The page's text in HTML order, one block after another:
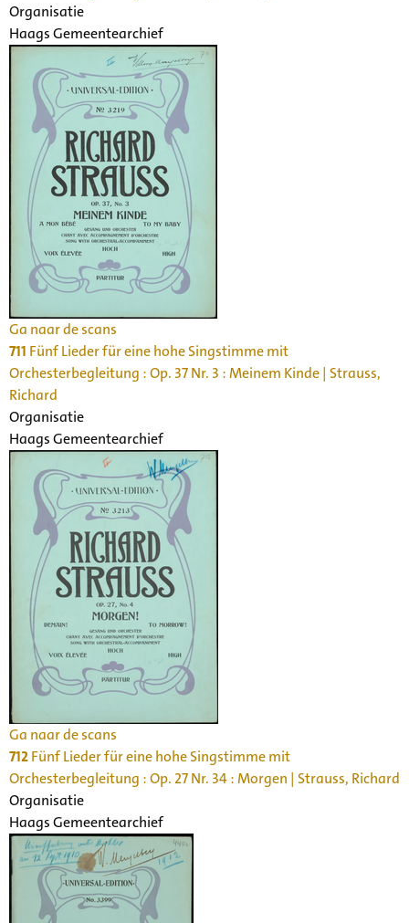
Organisatie
Haags Gemeentearchief
Ga naar de scans
711 Fünf Lieder für eine hohe Singstimme mit
Orchesterbegleitung : Op. 37 Nr. 3 : Meinem Kinde | Strauss,
Richard
Organisatie
Haags Gemeentearchief
Ga naar de scans
712Fünf Lieder für eine hohe Singstimme mit
Orchesterbegleitung : Op. 27 Nr. 34 : Morgen | Strauss, Richard
Organisatie
Haags Gemeentearchief